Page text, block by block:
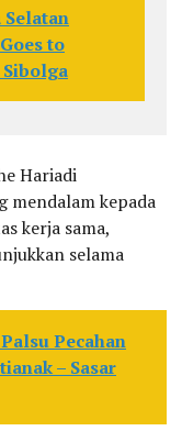
to
Sibolga
Hariadi
mendalam kepada
kerja sama,
selama
Pecahan
– Sasar